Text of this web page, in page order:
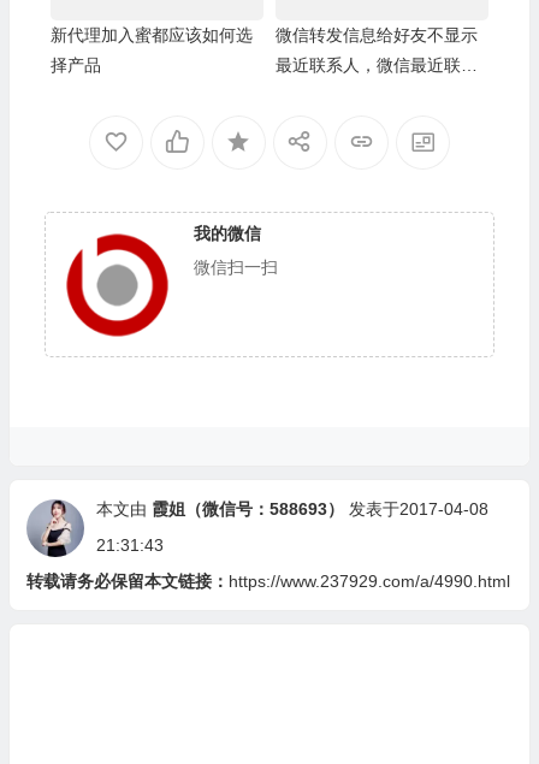
新代理加入蜜都应该如何选
择产品
微信转发信息给好友不显示
最近联系人，微信最近联系
我的微信
微信扫一扫
本文由 霞姐（微信号：588693）
发表于2017-04-08
21:31:43
转载请务必保留本文链接： https://www.237929.com/a/4990.html